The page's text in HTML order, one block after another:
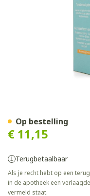
€ 11,15
Terugbetaalbaar
Als je recht hebt op een
in de apotheek een
vermeld staat.
Op bestelling